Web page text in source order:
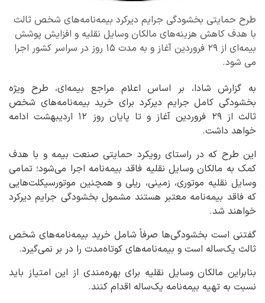
طرح حمایتی بخشودگی جرایم دیرکرد بیمه‌نامه‌های شخص ثالث
با هدف کاهش هزینه‌های مالکان وسایل نقلیه و افزایش پوشش
بیمه‌ای از ۲۹ فروردین آغاز و به مدت ۱۵ روز در سراسر کشور اجرا
می شود.
به گزارش شادا، بر اساس اعلام مراجع بیمه‌ای، طرح ویژه
بخشودگی کامل جرایم دیرکرد برای خرید بیمه‌نامه‌های شخص
ثالث از ۲۹ فروردین آغاز و تا پایان روز ۱۲ اردیبهشت ادامه
خواهد داشت.
این طرح که در راستای رویکرد حمایتی صنعت بیمه و با هدف
کمک به مالکان وسایل نقلیه فاقد بیمه‌نامه اجرا می‌شود؛ تمامی
وسایل نقلیه موتوری، زمینی، ریلی و همچنین موتورسیکلت‌هایی
که فاقد بیمه‌نامه معتبر هستند مشمول بخشودگی جرایم دیرکرد
خواهند شد.
گفتنی است بخشودگی‌ها صرفاً شامل خرید بیمه‌نامه‌های شخص
ثالث یک‌ساله است و بیمه‌نامه‌های کوتاه‌مدت را در بر نمی‌گیرد.
بنابراین مالکان وسایل نقلیه برای بهره‌مندی از این امتیاز باید
نسبت به تهیه بیمه‌نامه یک‌ساله اقدام کنند.